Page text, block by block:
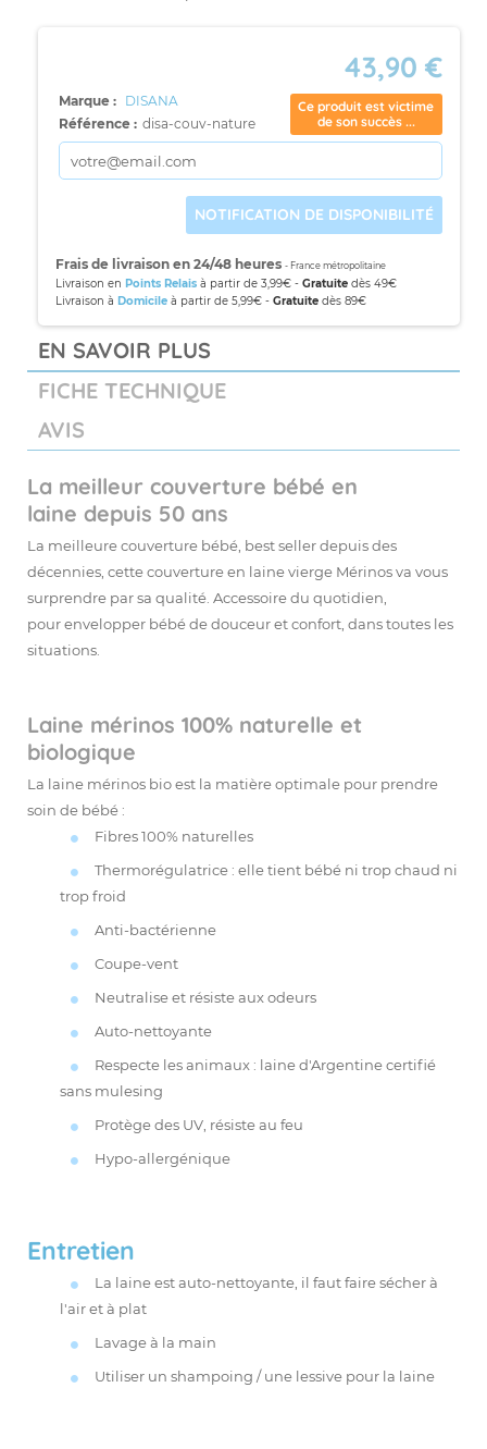
43,90 €
Marque : DISANA
Référence : disa-couv-nature
Ce produit est victime
de son succès ...
NOTIFICATION DE DISPONIBILITÉ
Frais de livraison en 24/48 heures - France métropolitaine
Livraison en Points Relaisà partir de 3,99€ - Gratuitedès 49€
Livraison à Domicileà partir de 5,99€ - Gratuitedès 89€
EN SAVOIR PLUS
FICHE TECHNIQUE
AVIS
La meilleur couverture bébé en
laine depuis 50 ans
La meilleure couverture bébé, best seller depuis des
décennies, cette couverture en laine vierge Mérinos va vous
surprendre par sa qualité. Accessoire du quotidien,
pour envelopper bébé de douceur et confort, dans toutes les
situations.
Laine mérinos 100% naturelle et
biologique
La laine mérinos bio est la matière optimale pour prendre
soin de bébé :
Fibres 100% naturelles
Thermorégulatrice : elle tient bébé ni trop chaud ni
trop froid
Anti-bactérienne
Coupe-vent
Neutralise et résiste aux odeurs
Auto-nettoyante
Respecte les animaux : laine d'Argentine certifié
sans mulesing
Protège des UV, résiste au feu
Hypo-allergénique
Entretien
La laine est auto-nettoyante, il faut faire sécher à
l'air et à plat
Lavage à la main
Utiliser un shampoing / une lessive pour la laine